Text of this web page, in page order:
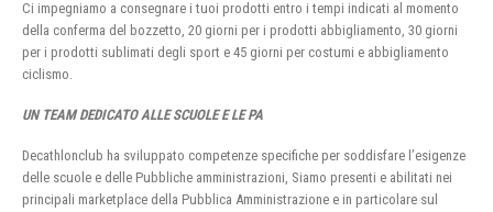
Ci impegniamo a consegnare i tuoi prodotti entro i tempi indicati al momento
della conferma del bozzetto, 20 giorni per i prodotti abbigliamento, 30 giorni
per i prodotti sublimati degli sport e 45 giorni per costumi e abbigliamento
ciclismo.
UN TEAM DEDICATO ALLE SCUOLE E LE PA
Decathlonclub ha sviluppato competenze specifiche per soddisfare l’esigenze
delle scuole e delle Pubbliche amministrazioni, Siamo presenti e abilitati nei
principali marketplace della Pubblica Amministrazione e in particolare sul